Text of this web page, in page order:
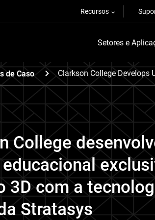
Recursos
Setores e
de Caso Clarkson College Develops
College
3D com a
Stratasys